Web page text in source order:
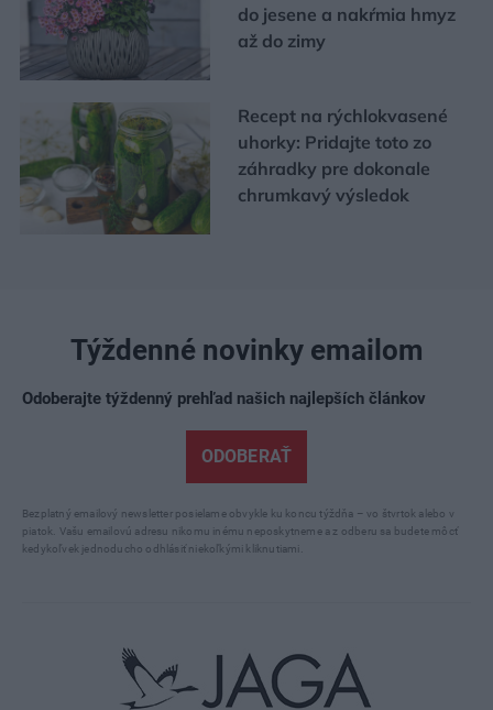
do jesene a nakŕmia hmyz
až do zimy
Recept na rýchlokvasené
uhorky: Pridajte toto zo
záhradky pre dokonale
chrumkavý výsledok
Týždenné novinky emailom
Odoberajte týždenný prehľad našich najlepších článkov
ODOBERAŤ
Bezplatný emailový newsletter posielame obvykle ku koncu týždňa – vo štvrtok alebo v
piatok. Vašu emailovú adresu nikomu inému neposkytneme a z odberu sa budete môcť
kedykoľvek jednoducho odhlásiť niekoľkými kliknutiami.